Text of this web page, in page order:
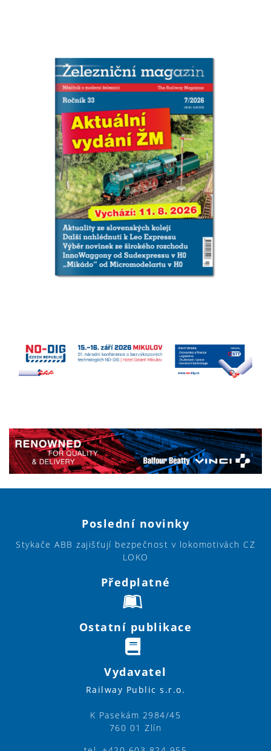
Poslední novinky
Stykače ABB zajišťují bezpečnost v lokomotivách CZ
LOKO
Předplatné
Ostatní publikace
Vydavatel
Railway Public s.r.o.
K Pasekám 2984/45
760 01 Zlín